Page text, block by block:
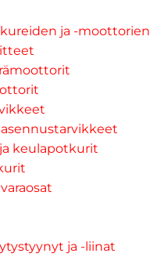
ja -moottorien
keulapotkurit
ja -liinat